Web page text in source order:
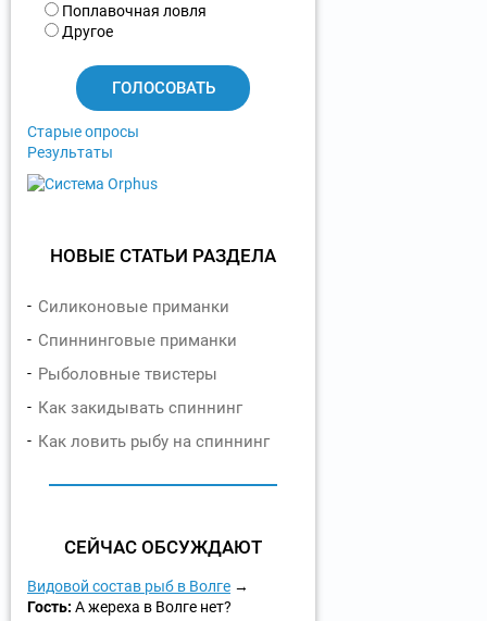
р
и
Поплавочная ловля
Другое
Старые опросы
Результаты
НОВЫЕ СТАТЬИ РАЗДЕЛА
Силиконовые приманки
Спиннинговые приманки
Рыболовные твистеры
Как закидывать спиннинг
Как ловить рыбу на спиннинг
СЕЙЧАС ОБСУЖДАЮТ
Видовой состав рыб в Волге
Гость: А жереха в Волге нет?